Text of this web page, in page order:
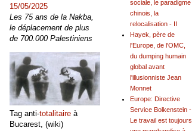
sociale, le paradigme
chinois, la
relocalisation - II
Hayek, père de
l'Europe, de l'OMC,
du dumping humain
global avant
l'illusionniste Jean
Monnet
Europe: Directive
Service Bolkenstein -
Le travail est toujours
15/05/2025
Les 75 ans de la Nakba,
le déplacement de plus
de 700.000 Palestiniens
Tag anti-totalitaire à
Bucarest, (wiki)